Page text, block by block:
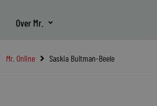
Over Mr.
Mr. Online Saskia Bultman-Beele